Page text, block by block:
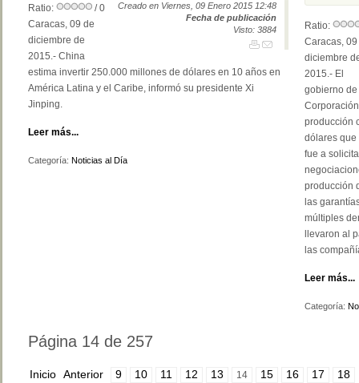
Creado en Viernes, 09 Enero 2015 12:48
Fecha de publicación
Visto: 3884
Ratio:
/ 0
Caracas, 09 de
diciembre de
2015.- China
estima invertir 250.000 millones de dólares en 10 años en
América Latina y el Caribe, informó su presidente Xi
Jinping.
Leer más...
Categoría: Noticias al Día
Ratio:
Caracas,
diciembre
2015.- El
gobierno
producción
dólares que
fue a
producción
las
múltiples
llevaron al
las
Leer más...
Categoría:
Página 14 de 257
Inicio Anterior 9 10 11 12 13 14 15 16 17 18